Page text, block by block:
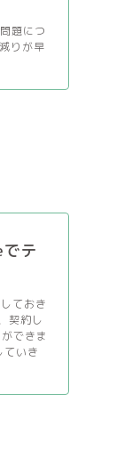
題につ
りが早
テ
ておき
契約し
できま
ていき